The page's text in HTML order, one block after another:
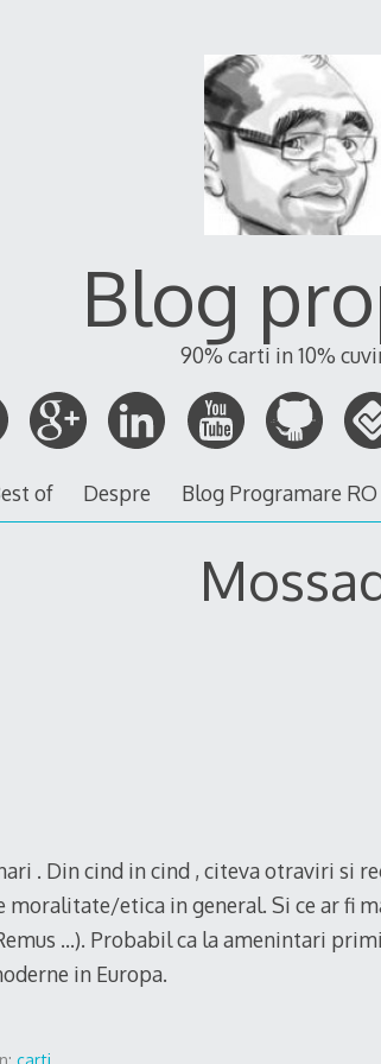
Blog
90% carti in 10%
of Despre Blog Programare RO
. Din cind in cind , citeva otraviri si
moralitate/etica in general. Si ce ar fi
…). Probabil ca la amenintari
in Europa.